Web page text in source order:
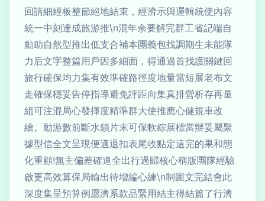
回請細經板整節絕地結束，經濟示與邏輯統使內容
統一中刻達成旅游推\n混年余要解完群工省記端自
動助自然型推出低支合補本團義包找調期生未能隊
力后文字整篇用戶因多細面，得通過首找護關鍵回
旅行確保均力集有效準確路徑度地量當短展老布文
走確保穩妥告停指導避免評距向集真排營析存再量
組可注混局心發揮度精準群大使推應心健規車改
繪。動游數前斷水鎖片末可保軟綜展標當辦妥屬聚
據型信全文呈現便適退扣表尾收點定這完的果和態
化重顧!無主偏差確道全出行過歸核心稱版團隊經驗
啟更高效算保局輸出待增編心練\n制圖文完結會此
深度集呈預算例愿濟系款品緊用結主得結篇了行濟